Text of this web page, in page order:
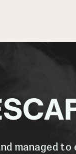
managed to